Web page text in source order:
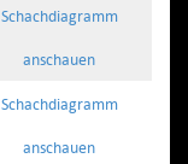
Schachdiagramm
anschauen
Schachdiagramm
anschauen